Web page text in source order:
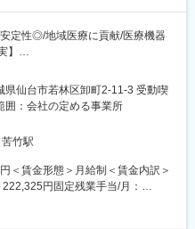
カルチャーがあります。
ード感があり、年齢や役職に関係
歓迎される環境です。
験からの就業です。丁寧に研修を
することが出来ます。
いただきます。平均3か月でアド
安定性◎/地域医療に貢献/医療機器
】
っている同社にて、医療機関の
て、医療機器の提案・販売を行い
などの消耗品からスタートし、
イミングや大型の医療機器の導入
行って頂きます。地域の医療に
県仙台市若林区卸町2-11-3 受動喫
囲：会社の定める事業所
竹駅
＜賃金形態＞月給制＜賃金内訳＞
円固定残業手当/月：